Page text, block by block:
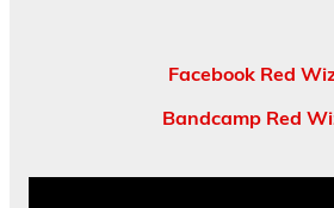
Facebook Red
Bandcamp Red